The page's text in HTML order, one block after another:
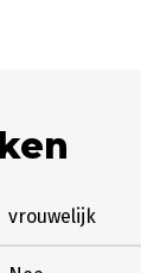
vrouwelijk